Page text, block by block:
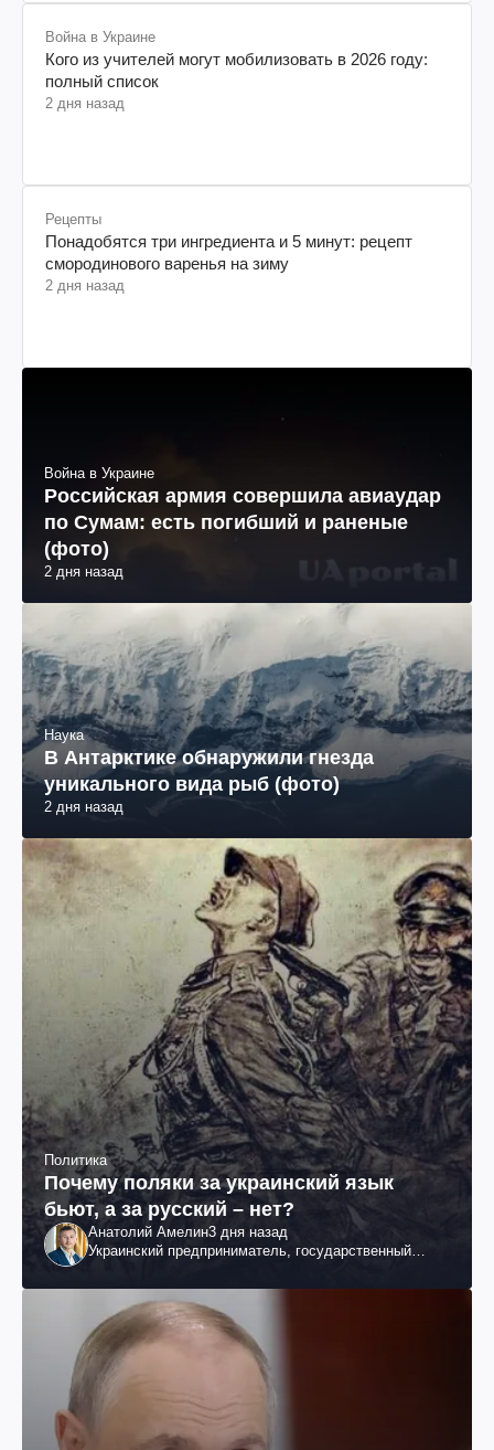
Война в Украине
Кого из учителей могут мобилизовать в 2026 году:
полный список
2 дня назад
Рецепты
Понадобятся три ингредиента и 5 минут: рецепт
смородинового варенья на зиму
2 дня назад
Война в Украине
Российская армия совершила авиаудар
по Сумам: есть погибший и раненые
(фото)
2 дня назад
Наука
В Антарктике обнаружили гнезда
уникального вида рыб (фото)
2 дня назад
Политика
Почему поляки за украинский язык
бьют, а за русский – нет?
Анатолий Амелин3 дня назад
Украинский предприниматель, государственный